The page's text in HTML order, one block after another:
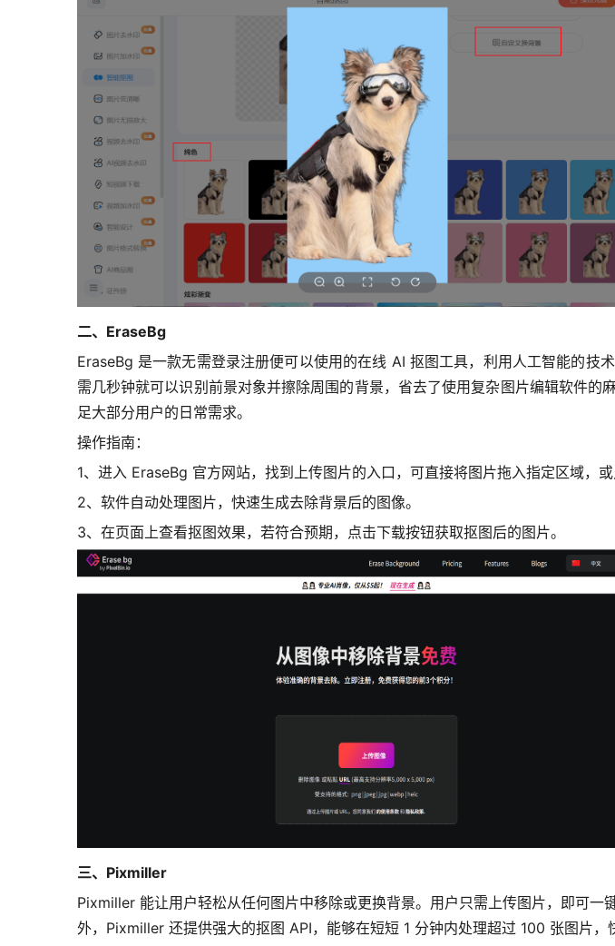
二、EraseBg
EraseBg 是一款无需登录注册便可以使用的在线 AI 抠图工具，利用人工智能的技
需几秒钟就可以识别前景对象并擦除周围的背景，省去了使用复杂图片编辑软件
足大部分用户的日常需求。
操作指南：
1、进入 EraseBg 官方网站， 找到上传图片的入口，可直接将图片拖入指定区域，
2、软件自动处理图片，快速生成去除背景后的图像。
3、在页面上查看抠图效果，若符合预期，点击下载按钮获取抠图后的图片。
三、Pixmiller
Pixmiller 能让用户轻松从任何图片中移除或更换背景。用户只需上传图片，即可
外，Pixmiller 还提供强大的抠图 API，能够在短短 1 分钟内处理超过 100 张图片